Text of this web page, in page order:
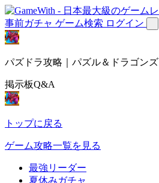
事前ガチャ ゲーム検索 ログイン
パズドラ攻略｜パズル＆ドラゴンズ
掲示板Q&A
トップに戻る
ゲーム攻略一覧を見る
最強リーダー
夏休みガチャ